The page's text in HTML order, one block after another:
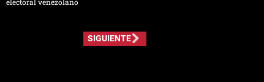
electoral venezolano
SIGUIENTE